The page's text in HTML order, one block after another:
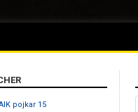
pojkar 15